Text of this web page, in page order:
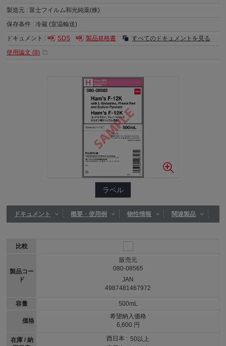
製造元 :富士フイルム和光純薬(株)
保存条件 :冷蔵 (室温輸送)
ドキュメント :
SDS 製品規格書
すべてのドキュメントを見る
使用論文 (8)
ラベル
ドキュメント 概要・使用例 物性情報 関連製品
比較
製品コー
ド
容量
価格
在庫 / 納
販売元
080-08565
JAN
4987481467972
500mL
希望納入価格
6,600 円
西日本 : 50以上